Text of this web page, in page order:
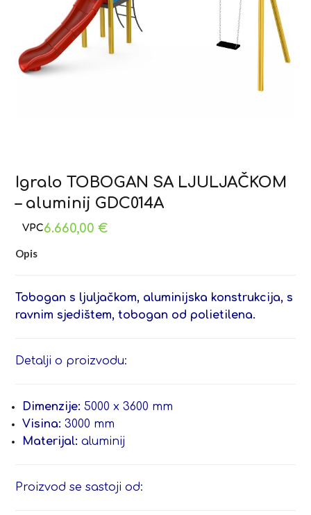
Igralo TOBOGAN SA LJULJAČKOM
– aluminij GDC014A
6.660,00€
Opis
Tobogan s ljuljačkom, aluminijska konstrukcija, s
ravnim sjedištem, tobogan od polietilena.
Detalji o proizvodu:
Dimenzije: 5000 x 3600 mm
Visina: 3000 mm
Materijal: aluminij
Proizvod se sastoji od: